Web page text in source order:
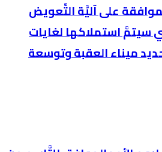
على آليَّة التَّعويض
سيتمَّ استملاكها لغايات
ميناء العقبة وتوسعة